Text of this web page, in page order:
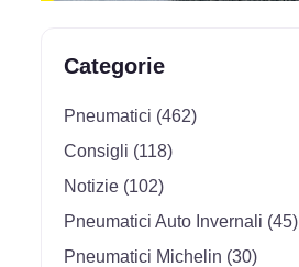
Categorie
Pneumatici (462)
Consigli (118)
Notizie (102)
Pneumatici Auto Invernali (45)
Pneumatici Michelin (30)